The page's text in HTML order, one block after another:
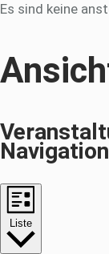
Es sind keine
Navigation
Liste